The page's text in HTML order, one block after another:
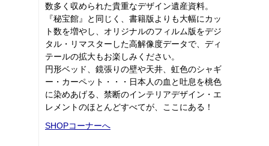
数多く収められた貴重なデザイン遺産資料。
『秘宝館』と同じく、書籍版よりも大幅にカッ
ト数を増やし、オリジナルのフィルム版をデジ
タル・リマスターした高解像度データで、ディ
テールの拡大もお楽しみください。
円形ベッド、鏡張りの壁や天井、虹色のシャギ
ー・カーペット・・・日本人の血と吐息を桃色
に染めあげる、禁断のインテリアデザイン・エ
レメントのほとんどすべてが、ここにある！
SHOPコーナーへ